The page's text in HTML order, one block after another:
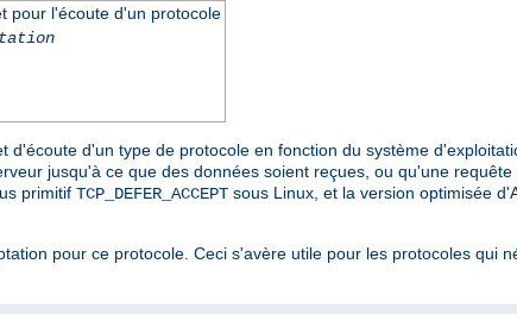
pour l'écoute d'un protocole
d'un type de protocole en fonction du système
jusqu'à ce que des données soient reçues, ou qu'une
primitif TCP_DEFER_ACCEPT sous Linux, et la version optimisée
pour ce protocole. Ceci s'avère utile pour les protocoles qui